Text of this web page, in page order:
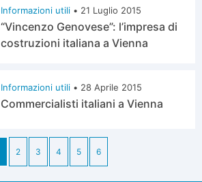
Informazioni utili • 21 Luglio 2015
“Vincenzo Genovese”: l’impresa di
costruzioni italiana a Vienna
Informazioni utili • 28 Aprile 2015
Commercialisti italiani a Vienna
2 3 4 5 6